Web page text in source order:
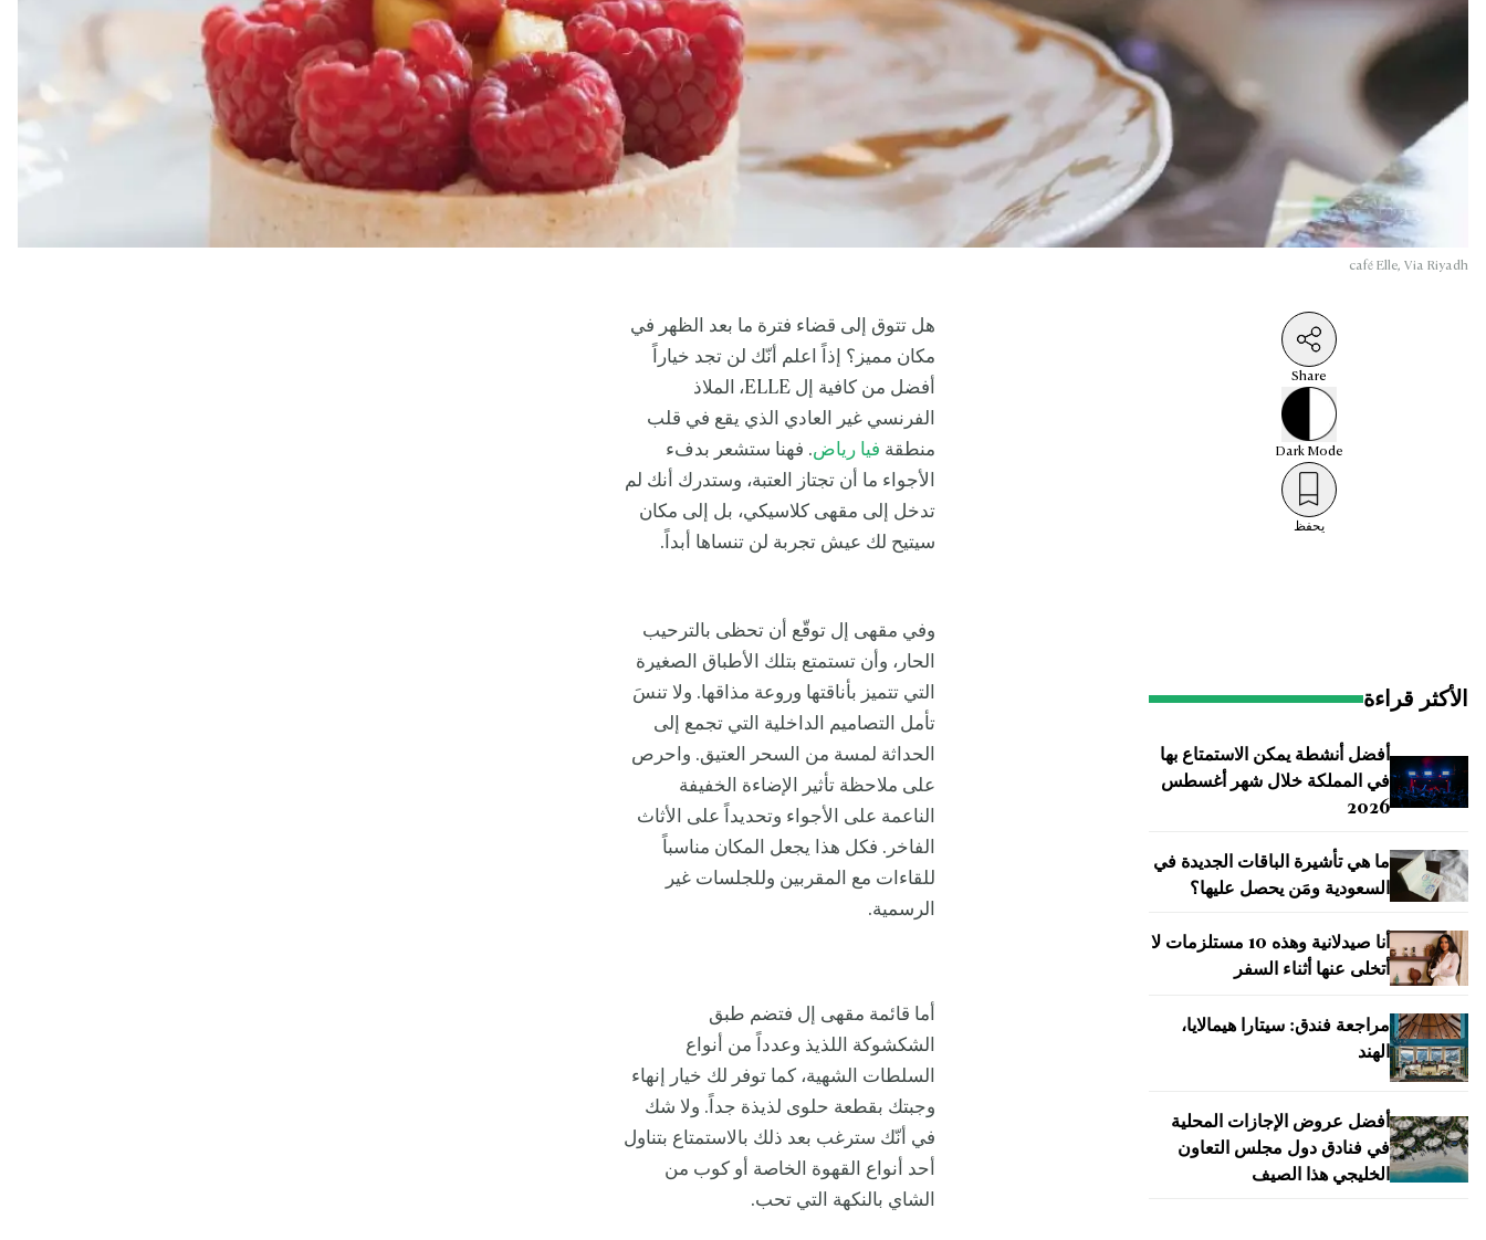
café Elle, Via Riyadh
Share
DarkMode
يحفظ
الأكثر قراءة
أفضل أنشطة يمكن الاستمتاع بها
في المملكة خلال شهر أغسطس
2026
ما هي تأشيرة الباقات الجديدة في
السعودية ومَن يحصل عليها؟
أنا صيدلانية وهذه 10 مستلزمات لا
أتخلى عنها أثناء السفر
مراجعة فندق: سيتارا هيمالايا،
الهند
أفضل عروض الإجازات المحلية
في فنادق دول مجلس التعاون
الخليجي هذا الصيف
هل تتوق إلى قضاء فترة ما بعد الظهر في
مكان مميز؟ إذاً اعلم أنّك لن تجد خياراً
أفضل من كافية إل ELLE،
الملاذ
الفرنسي غير العادي الذي يقع في قلب
منطقة فيا رياض. فهنا ستشعر بدفء
الأجواء ما أن تجتاز العتبة، وستدرك أنك لم
تدخل إلى مقهى كلاسيكي، بل إلى مكان
سيتيح لك عيش تجربة لن تنساها أبداً.
وفي مقهى إل توقّع أن تحظى بالترحيب
الحار، وأن تستمتع بتلك الأطباق الصغيرة
التي تتميز بأناقتها وروعة مذاقها. ولا تنسَ
تأمل التصاميم الداخلية التي تجمع إلى
الحداثة لمسة من السحر العتيق. واحرص
على ملاحظة تأثير الإضاءة الخفيفة
الناعمة على الأجواء وتحديداً على الأثاث
الفاخر. فكل هذا يجعل المكان مناسباً
للقاءات مع المقربين وللجلسات غير
الرسمية.
أما قائمة مقهى إل فتضم طبق
الشكشوكة اللذيذ وعدداً من أنواع
السلطات الشهية، كما توفر لك خيار إنهاء
وجبتك بقطعة حلوى لذيذة جداً. ولا شك
في أنّك سترغب بعد ذلك بالاستمتاع بتناول
أحد أنواع القهوة الخاصة أو كوب من
الشاي بالنكهة التي تحب.